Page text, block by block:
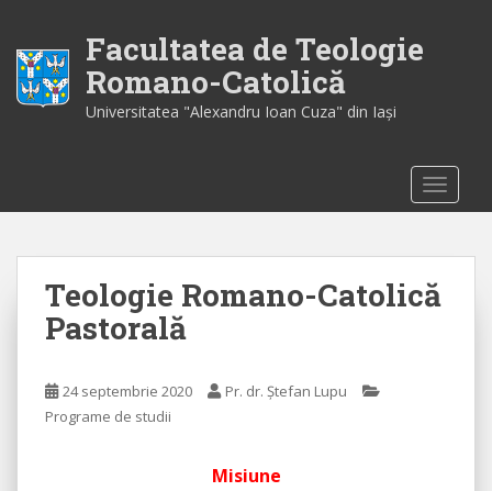
i
Facultatea de Teologie
Romano-Catolică
Universitatea "Alexandru Ioan Cuza" din Iaşi
Teologie Romano-Catolică
Pastorală
24 septembrie 2020
Pr. dr. Ștefan Lupu
Programe de studii
Misiune